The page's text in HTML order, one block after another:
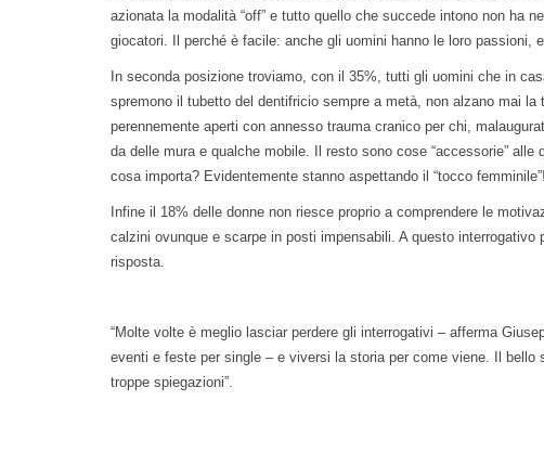
azionata la modalità “off” e tutto quello che succede intono non ha
giocatori. Il perché è facile: anche gli uomini hanno le loro passioni,
In seconda posizione troviamo, con il 35%, tutti gli uomini che in
spremono il tubetto del dentifricio sempre a metà, non alzano mai
perennemente aperti con annesso trauma cranico per chi,
da delle mura e qualche mobile. Il resto sono cose “accessorie”
cosa importa? Evidentemente stanno aspettando il “tocco femminile”!
Infine il 18% delle donne non riesce proprio a comprendere le
calzini ovunque e scarpe in posti impensabili. A questo
risposta.
“Molte volte è meglio lasciar perdere gli interrogativi – afferma
eventi e feste per single – e viversi la storia per come viene. Il
troppe spiegazioni”.